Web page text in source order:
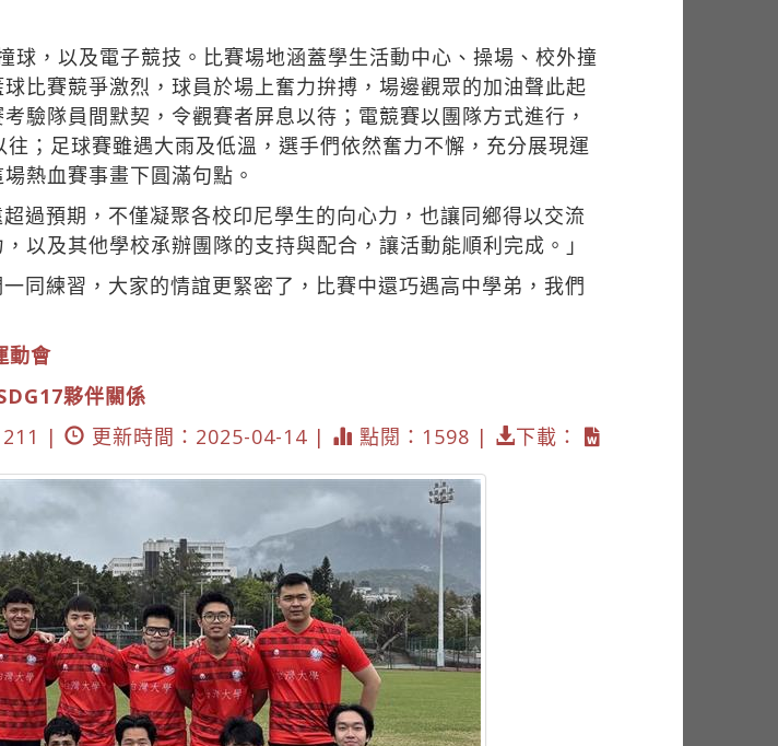
，以及電子競技。比賽場地涵蓋學生活動中心、操場、校外撞
比賽競爭激烈，球員於場上奮力拚搏，場邊觀眾的加油聲此起
驗隊員間默契，令觀賽者屏息以待；電競賽以團隊方式進行，
；足球賽雖遇大雨及低溫，選手們依然奮力不懈，充分展現運
熱血賽事畫下圓滿句點。
過預期，不僅凝聚各校印尼學生的向心力，也讓同鄉得以交流
以及其他學校承辦團隊的支持與配合，讓活動能順利完成。」
同練習，大家的情誼更緊密了，比賽中還巧遇高中學弟，我們
動會
夥伴關係
|
更新時間：2025-04-14 | 點閱：1598 | 下載：